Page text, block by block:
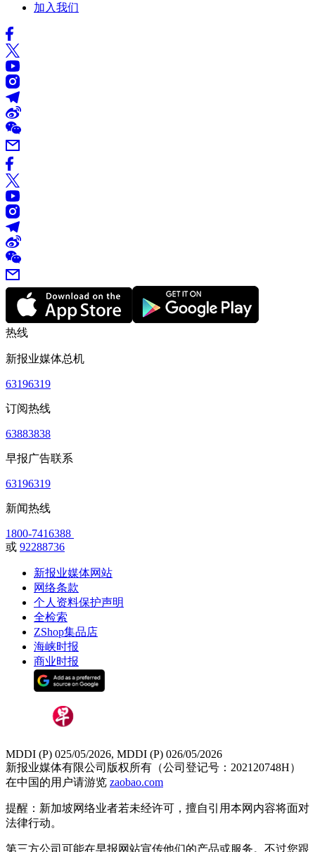
加入我们
热线
新报业媒体总机
63196319
订阅热线
63883838
早报广告联系
63196319
新闻热线
1800-7416388
或 92288736
新报业媒体网站
网络条款
个人资料保护声明
全检索
ZShop集品店
海峡时报
商业时报
MDDI (P) 025/05/2026, MDDI (P) 026/05/2026
新报业媒体有限公司版权所有（公司登记号：202120748H）
在中国的用户请游览 zaobao.com
提醒：新加坡网络业者若未经许可，擅自引用本网内容将面对
法律行动。
第三方公司可能在早报网站宣传他们的产品或服务。不过您跟